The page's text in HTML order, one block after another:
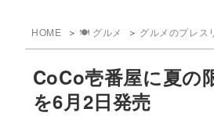
HOME 🍽️ グルメ グルメのプレス
CoCo壱番屋に夏の
を6月2日発売